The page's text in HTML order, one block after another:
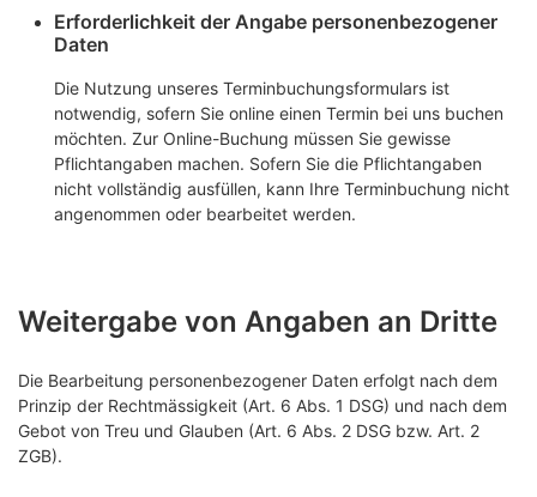
Erforderlichkeit der Angabe personenbezogener
Daten
Die Nutzung unseres Terminbuchungsformulars ist
notwendig, sofern Sie online einen Termin bei uns buchen
möchten. Zur Online-Buchung müssen Sie gewisse
Pflichtangaben machen. Sofern Sie die Pflichtangaben
nicht vollständig ausfüllen, kann Ihre Terminbuchung nicht
angenommen oder bearbeitet werden.
Weitergabe von Angaben an Dritte
Die Bearbeitung personenbezogener Daten erfolgt nach dem
Prinzip der Rechtmässigkeit (Art. 6 Abs. 1 DSG) und nach dem
Gebot von Treu und Glauben (Art. 6 Abs. 2 DSG bzw. Art. 2
ZGB).